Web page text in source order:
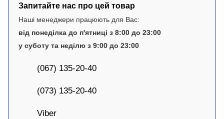
Запитайте нас про цей товар
Наші менеджери працюють для Вас:
від понеділка до п'ятниці з 8:00 до 23:00
у суботу та неділю з 9:00 до 23:00
(067) 135-20-40
(073) 135-20-40
Viber